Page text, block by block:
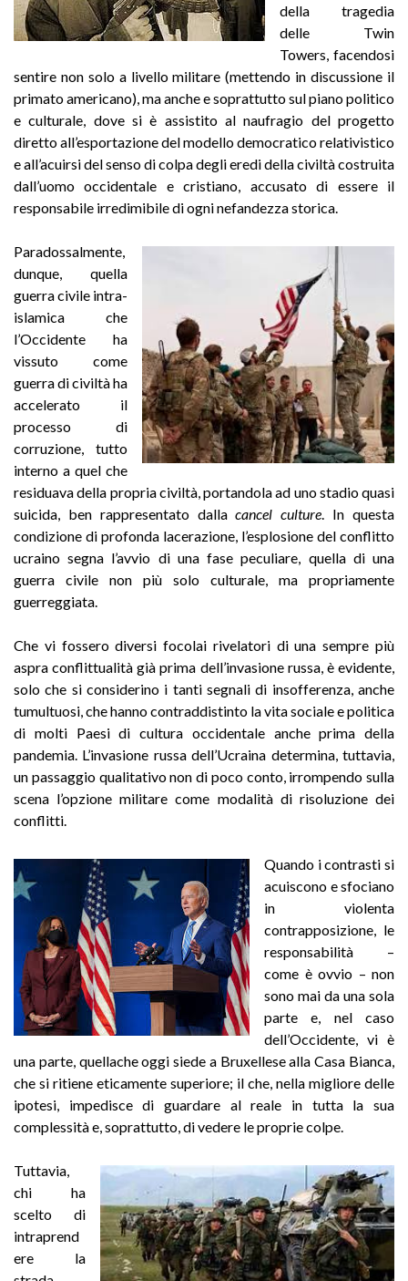
della tragedia
delle Twin
Towers, facendosi
sentire non solo a livello militare (mettendo in discussione il
primato americano), ma anche e soprattutto sul piano politico
e culturale, dove si è assistito al naufragio del progetto
diretto all’esportazione del modello democratico relativistico
e all’acuirsi del senso di colpa degli eredi della civiltà costruita
dall’uomo occidentale e cristiano, accusato di essere il
responsabile irredimibile di ogni nefandezza storica.
Paradossalmente,
dunque, quella
guerra civile intra-
islamica che
l’Occidente ha
vissuto come
guerra di civiltà ha
accelerato il
processo di
corruzione, tutto
interno a quel che
residuava della propria civiltà, portandola ad uno stadio quasi
suicida, ben rappresentato dallacancel culture . In questa
condizione di profonda lacerazione, l’esplosione del conflitto
ucraino segna l’avvio di una fase peculiare, quella di una
guerra civile non più solo culturale, ma propriamente
guerreggiata.
Che vi fossero diversi focolai rivelatori di una sempre più
aspra conflittualità già prima dell’invasione russa, è evidente,
solo che si considerino i tanti segnali di insofferenza, anche
tumultuosi, che hanno contraddistinto la vita sociale e politica
di molti Paesi di cultura occidentale anche prima della
pandemia. L’invasione russa dell’Ucraina determina, tuttavia,
un passaggio qualitativo non di poco conto, irrompendo sulla
scena l’opzione militare come modalità di risoluzione dei
conflitti.
Quando i contrasti si
acuiscono e sfociano
in violenta
contrapposizione, le
responsabilità –
come è ovvio – non
sono mai da una sola
parte e, nel caso
dell’Occidente, vi è
una parte, quellache oggi siede a Bruxellese alla Casa Bianca,
che si ritiene eticamente superiore; il che, nella migliore delle
ipotesi, impedisce di guardare al reale in tutta la sua
complessità e, soprattutto, di vedere le proprie colpe.
Tuttavia,
chi ha
scelto di
intraprend
ere la